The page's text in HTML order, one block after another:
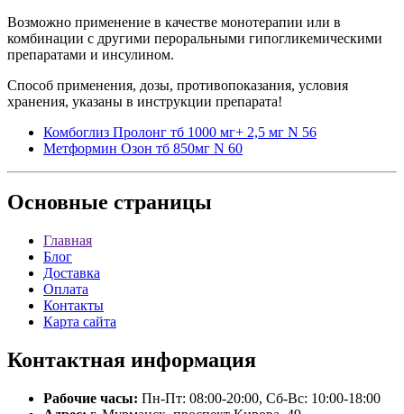
Возможно применение в качестве монотерапии или в
комбинации с другими пероральными гипогликемическими
препаратами и инсулином.
Способ применения, дозы, противопоказания, условия
хранения, указаны в инструкции препарата!
Комбоглиз Пролонг тб 1000 мг+ 2,5 мг N 56
Метформин Озон тб 850мг N 60
Основные страницы
Главная
Блог
Доставка
Оплата
Контакты
Карта сайта
Контактная информация
Рабочие часы: Пн-Пт: 08:00-20:00, Сб-Вс: 10:00-18:00